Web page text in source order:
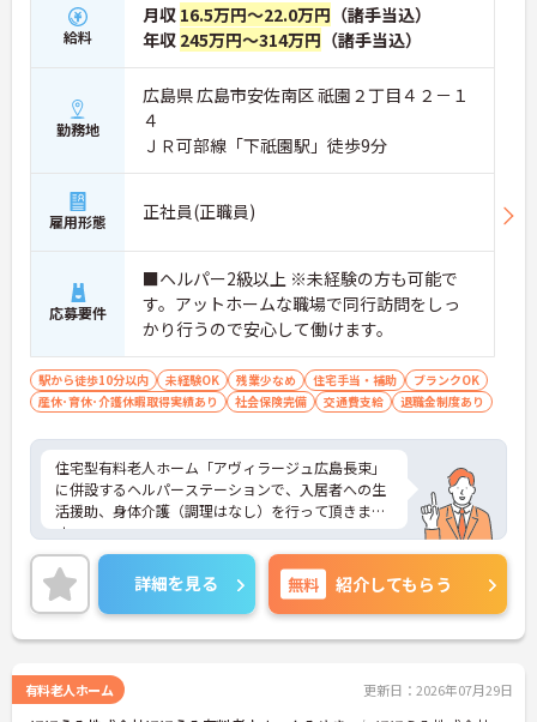
給料
月収 16.5万円～22.0万円 （諸手当込）
年収 245万円～314万円 （諸手当込）
勤務地
広島県 広島市安佐南区 祇園２丁目４２－１
４
ＪＲ可部線「下祇園駅」徒歩9分
雇用形態 正社員(正職員)
応募要件
■ヘルパー2級以上 ※未経験の方も可能で
す。アットホームな職場で同行訪問をしっ
かり行うので安心して働けます。
駅から徒歩10分以内 未経験OK 残業少なめ 住宅手当・補助
ブランクOK
産休･育休･介護休暇取得実績あり
社会保険完備 交通費支給 退職金制度あり
住宅型有料老人ホーム「アヴィラージュ広島長束」
に併設するヘルパーステーションで、入居者への生
活援助、身体介護（調理はなし）を行って頂きま
す。
運営母体が病院なので医療と介護の連携が取れてお
り、入職後は担当者をつけて指導しますので未経験
者やブランクのある方も安心して働けます。
詳細を見る 無料 紹介してもらう
有料老人ホーム 更新日：2026年07月29日